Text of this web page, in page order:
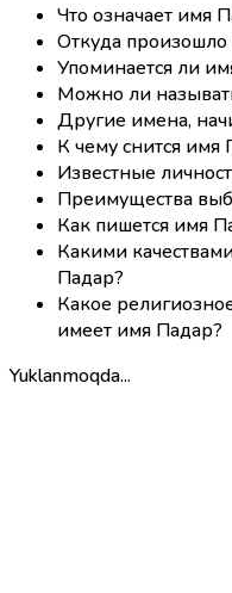
Что означает имя
Откуда
Упоминается ли
Можно ли
Другие имена,
К чему снится имя
Известные
Преимущества
Как пишется имя
Какими
Падар?
Какое
имеет имя Падар?
Yuklanmoqda...